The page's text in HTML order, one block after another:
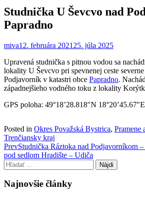
Studnička U Ševcvo nad
Papradno
miva12. februára 2021 25. júla 2025
Upravená studnička s pitnou vodou sa
lokality U Ševcvo pri spevnenej ceste
Podjavorník v katastri obce Papradno.
západnejšieho vodného toku z lokality
GPS poloha: 49°18’28.818″N
Posted in Okres Považská Bystrica, Pramene
Trenčiansky kraj
Post
navigation
PrevStudnička Ráztoka nad Podjavorníkom –
pod sedlom Hradište – Udiča
Hľadať:
Najnovšie články